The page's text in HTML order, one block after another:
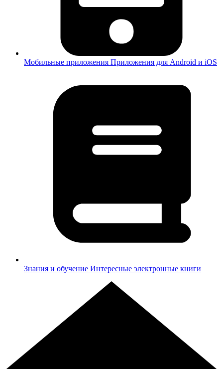
Мобильные приложения Приложения для Android и iOS
Знания и обучение Интересные электронные книги